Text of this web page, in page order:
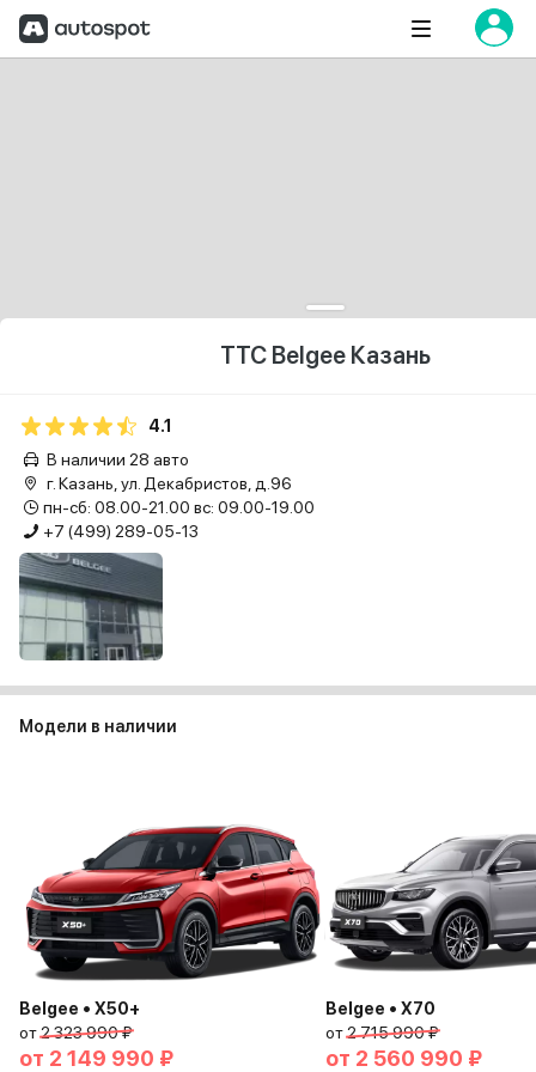
ТТС Belgee Казань
4.1
В наличии 28 авто
г. Казань, ул. Декабристов, д.96
пн-сб: 08.00-21.00 вс: 09.00-19.00
+7 (499) 289-05-13
Модели в наличии
Belgee • X50+
от2 323 990 ₽
от 2 149 990 ₽
Belgee • X70
от2 715 990 ₽
от 2 560 990 ₽